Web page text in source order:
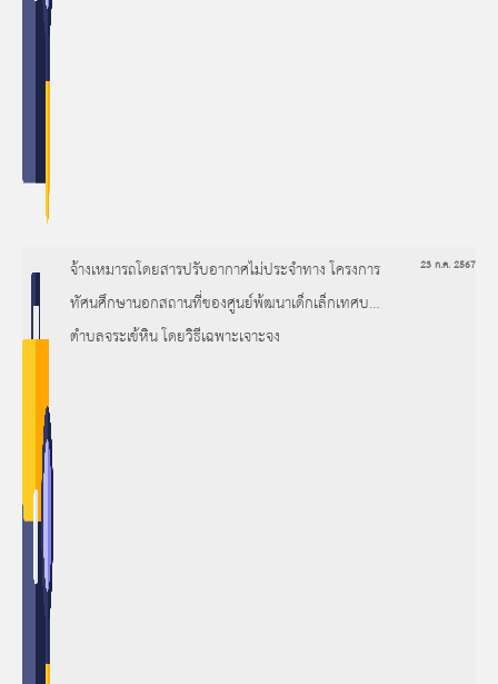
จ้างเหมารถโดยสารปรับอากาศไม่ประจำทาง โครงการ
ทัศนศึกษานอกสถานที่ของศูนย์พ้ฒนาเด็กเล็กเทศบาล
ตำบลจระเข้หิน โดยวิธีเฉพาะเจาะจง
23 ก.ค. 2567